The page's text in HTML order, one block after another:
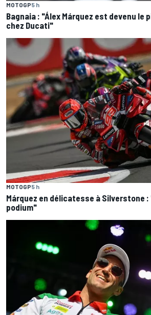
MOTOGP5 h
Bagnaia : "Álex Márquez est devenu le
chez Ducati"
MOTOGP5 h
Márquez en délicatesse à Silverstone :
podium"